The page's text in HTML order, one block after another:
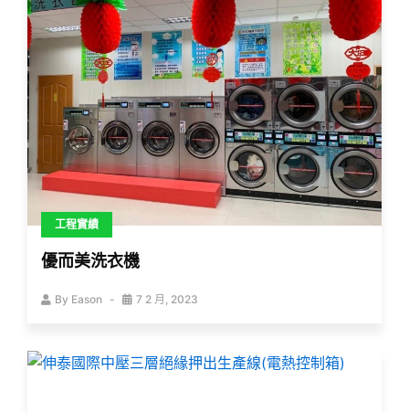
工程實績
優而美洗衣機
By Eason 7 2 月, 2023